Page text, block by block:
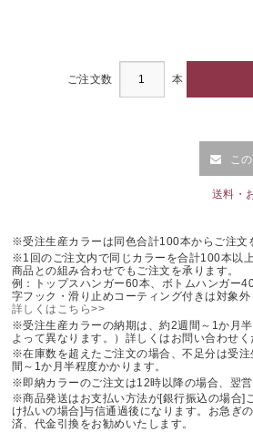
ご注文数 本
こ
送料・
※受注生産カラーは同色合計100本からご注文
※1回のご注文内で同じカラーを合計100本以
商品との組み合わせでもご注文を承ります。
例：トップスハンガー60本、ボトムハンガー
字フック・滑り止めコーティング付きは対象外
詳しくはこちら>>
※受注生産カラーの納期は、約2週間～1か月
よって異なります。）詳しくはお問い合わせく
※在庫数を超えたご注文の場合、不足分は受
間～1か月半程度かかります。
※即納カラーのご注文は12時以降の場合、翌営
※商品発送はお支払い方法が[銀行振込の場合]
け払いの場合]与信通過後になります。お急ぎ
済、代金引換をお勧めいたします。